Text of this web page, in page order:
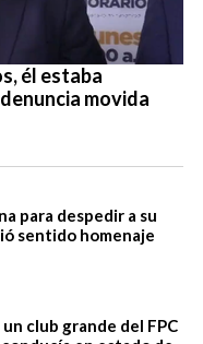
él estaba
movida
para despedir a su
sentido homenaje
club grande del FPC